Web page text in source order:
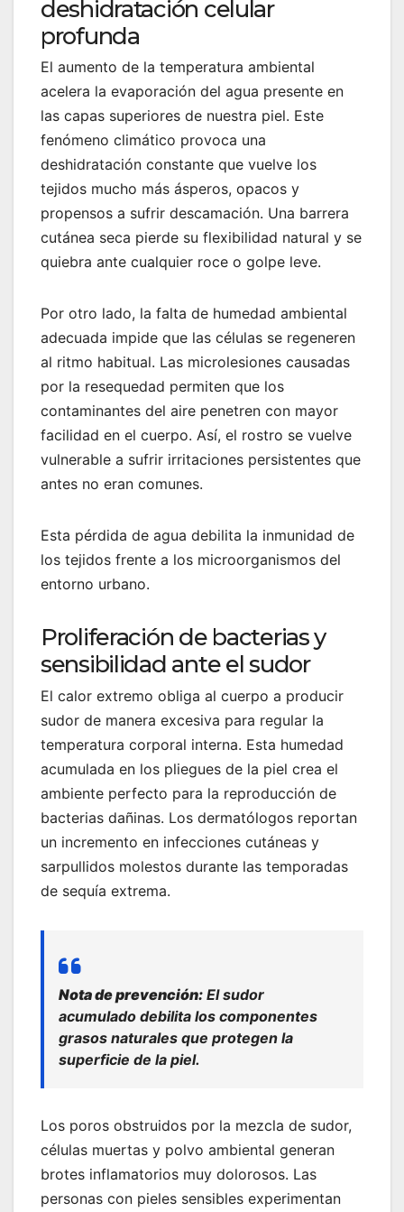
deshidratación celular
profunda
El aumento de la temperatura ambiental
acelera la evaporación del agua presente en
las capas superiores de nuestra piel. Este
fenómeno climático provoca una
deshidratación constante que vuelve los
tejidos mucho más ásperos, opacos y
propensos a sufrir descamación. Una barrera
cutánea seca pierde su flexibilidad natural y se
quiebra ante cualquier roce o golpe leve.
Por otro lado, la falta de humedad ambiental
adecuada impide que las células se regeneren
al ritmo habitual. Las microlesiones causadas
por la resequedad permiten que los
contaminantes del aire penetren con mayor
facilidad en el cuerpo. Así, el rostro se vuelve
vulnerable a sufrir irritaciones persistentes que
antes no eran comunes.
Esta pérdida de agua debilita la inmunidad de
los tejidos frente a los microorganismos del
entorno urbano.
Proliferación de bacterias y
sensibilidad ante el sudor
El calor extremo obliga al cuerpo a producir
sudor de manera excesiva para regular la
temperatura corporal interna. Esta humedad
acumulada en los pliegues de la piel crea el
ambiente perfecto para la reproducción de
bacterias dañinas. Los dermatólogos reportan
un incremento en infecciones cutáneas y
sarpullidos molestos durante las temporadas
de sequía extrema.
Nota de prevención: El sudor
acumulado debilita los componentes
grasos naturales que protegen la
superficie de la piel.
Los poros obstruidos por la mezcla de sudor,
células muertas y polvo ambiental generan
brotes inflamatorios muy dolorosos. Las
personas con pieles sensibles experimentan